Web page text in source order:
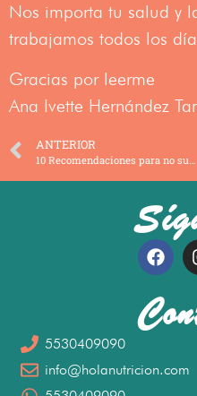
Nos importa tu salud y
trabajamos todos los
Gracias por leerme
Ana Ivette Hernández
ANTERIOR
5530409090
info@holanutricion.com